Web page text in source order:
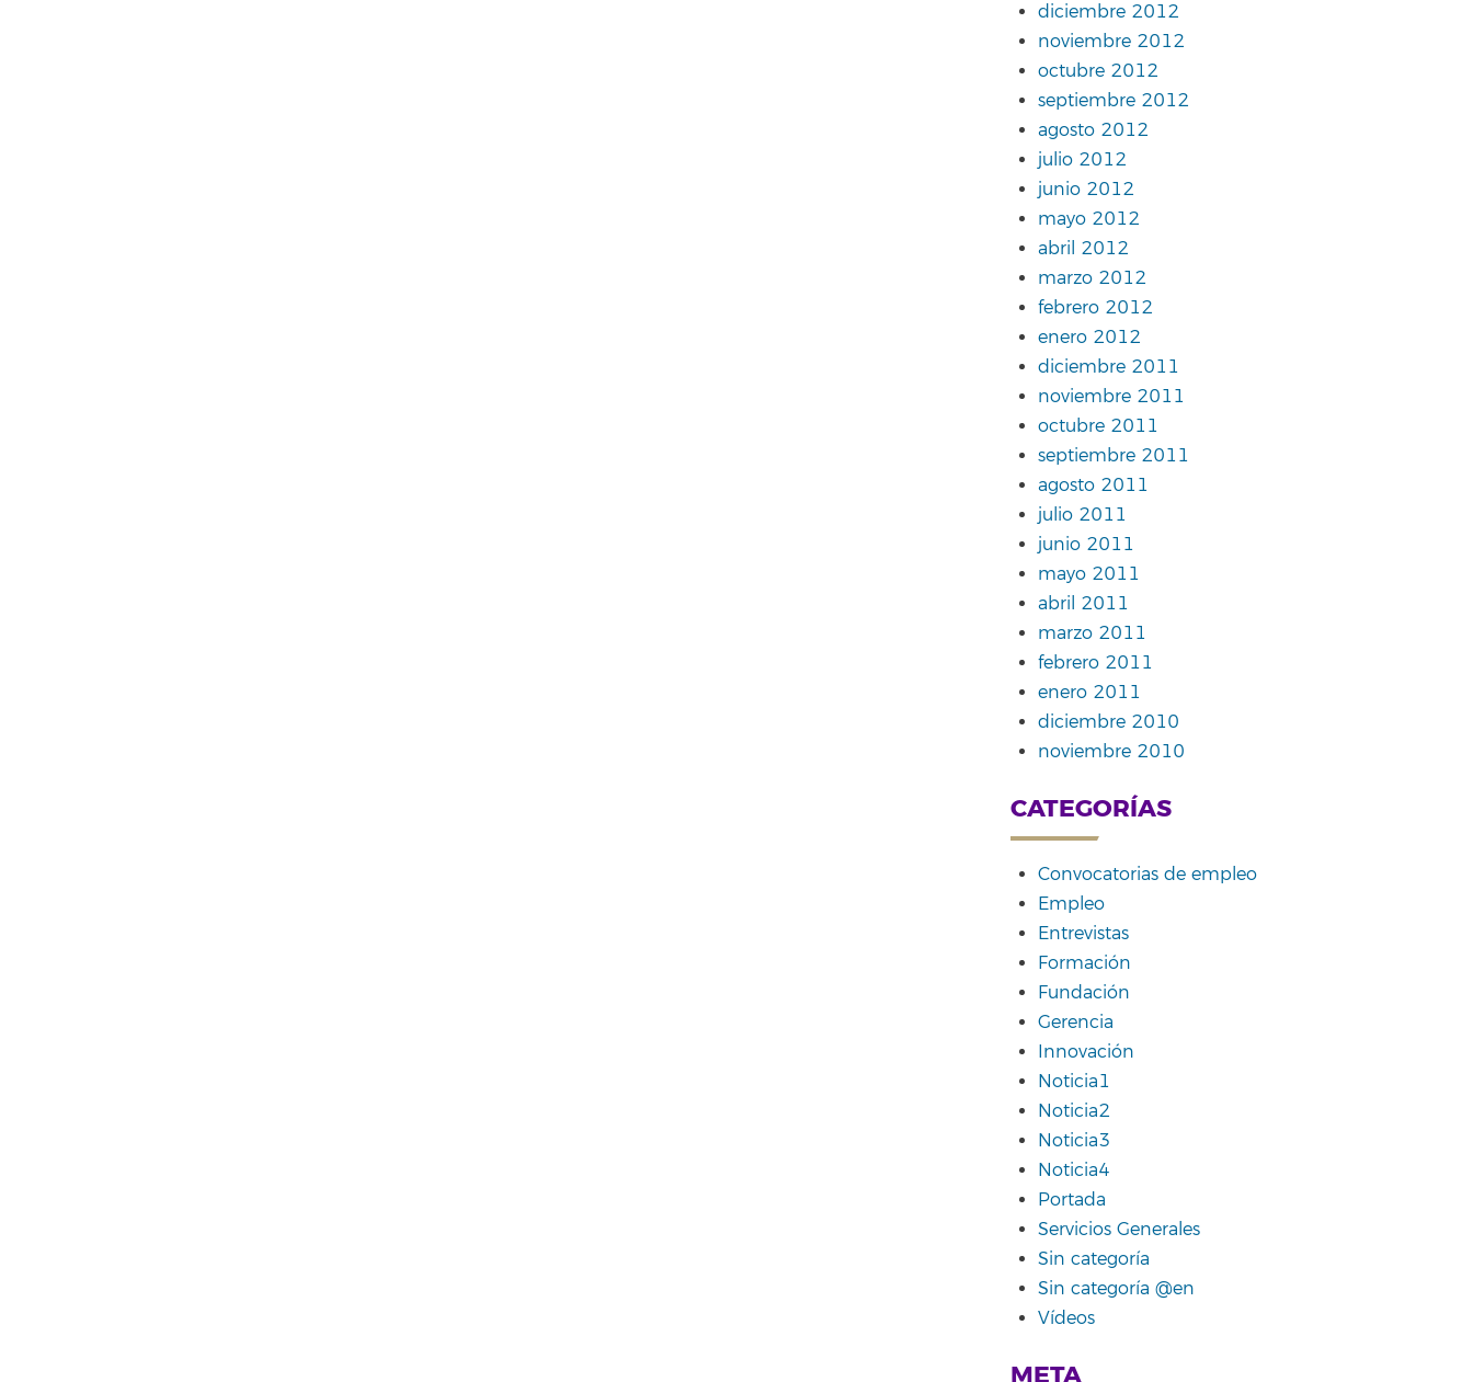
diciembre 2012
noviembre 2012
octubre 2012
septiembre 2012
agosto 2012
julio 2012
junio 2012
mayo 2012
abril 2012
marzo 2012
febrero 2012
enero 2012
diciembre 2011
noviembre 2011
octubre 2011
septiembre 2011
agosto 2011
julio 2011
junio 2011
mayo 2011
abril 2011
marzo 2011
febrero 2011
enero 2011
diciembre 2010
noviembre 2010
CATEGORÍAS
Convocatorias de empleo
Empleo
Entrevistas
Formación
Fundación
Gerencia
Innovación
Noticia1
Noticia2
Noticia3
Noticia4
Portada
Servicios Generales
Sin categoría
Sin categoría @en
Vídeos
META